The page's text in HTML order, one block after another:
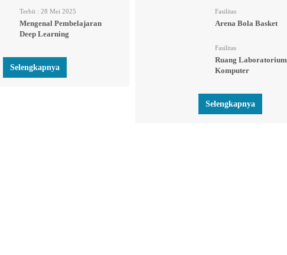
Terbit : 28 Mei 2025
Mengenal Pembelajaran
Deep Learning
Selengkapnya
Fasilitas
Arena Bola Basket
Fasilitas
Ruang Laboratorium
Komputer
Selengkapnya